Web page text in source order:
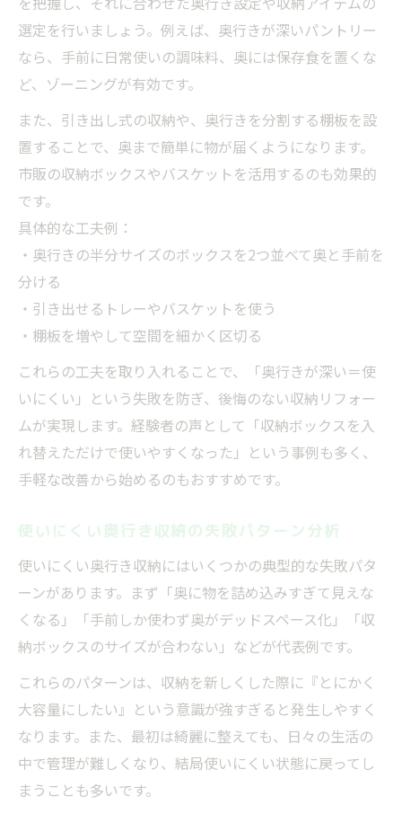
選定を行いましょう。例えば、奥行きが深いパントリー
なら、手前に日常使いの調味料、奥には保存食を置くな
ど、ゾーニングが有効です。
また、引き出し式の収納や、奥行きを分割する棚板を設
置することで、奥まで簡単に物が届くようになります。
市販の収納ボックスやバスケットを活用するのも効果的
です。
具体的な工夫例：
・奥行きの半分サイズのボックスを2つ並べて奥と手前を
分ける
・引き出せるトレーやバスケットを使う
・棚板を増やして空間を細かく区切る
これらの工夫を取り入れることで、「奥行きが深い＝使
いにくい」という失敗を防ぎ、後悔のない収納リフォー
ムが実現します。経験者の声として「収納ボックスを入
れ替えただけで使いやすくなった」という事例も多く、
手軽な改善から始めるのもおすすめです。
使いにくい奥行き収納の失敗パターン分析
使いにくい奥行き収納にはいくつかの典型的な失敗パタ
ーンがあります。まず「奥に物を詰め込みすぎて見えな
くなる」「手前しか使わず奥がデッドスペース化」「収
納ボックスのサイズが合わない」などが代表例です。
これらのパターンは、収納を新しくした際に『とにかく
大容量にしたい』という意識が強すぎると発生しやすく
なります。また、最初は綺麗に整えても、日々の生活の
中で管理が難しくなり、結局使いにくい状態に戻ってし
まうことも多いです。